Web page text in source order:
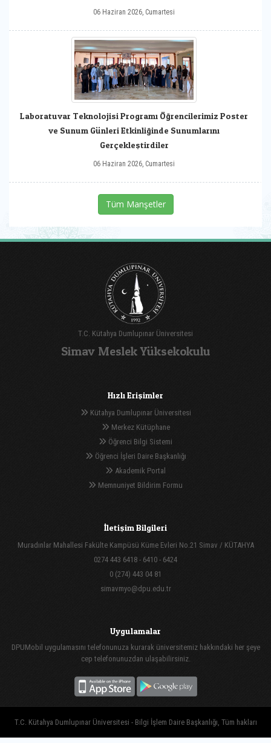
06 Haziran 2026, Cumartesi
Laboratuvar Teknolojisi Programı Öğrencilerimiz Poster
ve Sunum Günleri Etkinliğinde Sunumlarını
Gerçekleştirdiler
06 Haziran 2026, Cumartesi
Tüm Manşetler
T.C. Kütahya Dumlupınar Üniversitesi
Simav Meslek Yüksekokulu
Hızlı Erişimler
Kütahya Dumlupınar Üniversitesi
Merkez Kütüphane
Öğrenci Bilgi Sistemi
Öğrenci İşleri Daire Başkanlığı
Akademik Portal
Memnuniyet Bildirim Formu
İletişim Bilgileri
Muradınlar Mahallesi Fakülte Kampüsü Küme Evleri No.21 Simav / KÜTAHYA
0274 443 6418 - 6410 - 6424
0 (274) 443 04 81
simavmyo@dpu.edu.tr
Uygulamalar
DPUMobil uygulamasını telefonunuza kurarak üniversitemiz hakkındaki her şeye
cep telefonunuzdan ulaşabilirsiniz.
T.C. Kütahya Dumlupınar Üniversitesi - Bilgi İşlem Daire Başkanlığı, Tüm hakları